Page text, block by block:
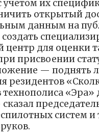
учетом их
открытый
данным на
центр для оценки
присвоении
— поднять
резидентов
технополиса «Эра»
систем и